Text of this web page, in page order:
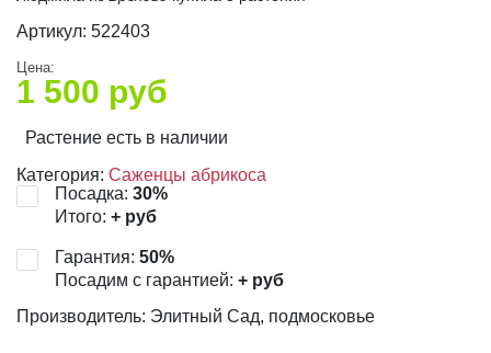
Артикул: 522403
Цена:
1 500 руб
Растение есть в наличии
Категория: Саженцы абрикоса
Посадка: 30%
Итого: + руб
Гарантия: 50%
Посадим с гарантией: + руб
Производитель: Элитный Сад, подмосковье